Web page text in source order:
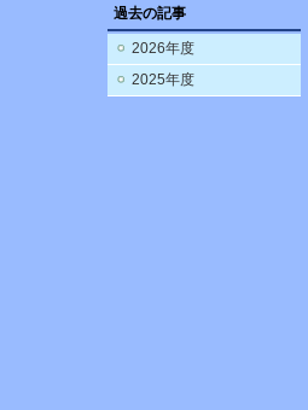
過去の記事
2026年度
2025年度